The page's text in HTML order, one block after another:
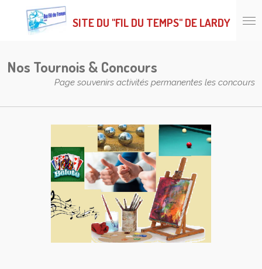
Passer
contenu
SITE DU "FIL DU TEMPS" DE LARDY
Nos Tournois & Concours
Page souvenirs activités permanentes les concours